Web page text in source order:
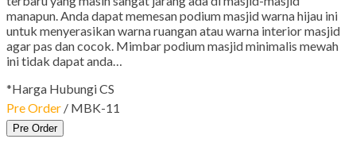
manapun. Anda dapat memesan podium masjid warna hijau ini
untuk menyerasikan warna ruangan atau warna interior masjid
agar pas dan cocok. Mimbar podium masjid minimalis mewah
ini tidak dapat anda…
*Harga Hubungi CS
Pre Order / MBK-11
Pre Order